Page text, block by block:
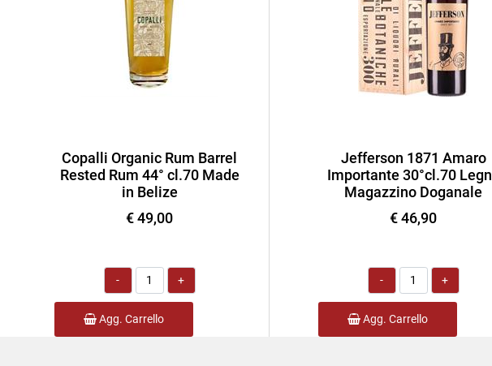
Copalli Organic Rum Barrel
Rested Rum 44° cl.70 Made
in Belize
€ 49,00
Quantità
Agg. Carrello
Jefferson 1871 Amaro
Importante 30°cl.70
Magazzino Doganale
€ 46,90
Quantità
Agg. Carrello